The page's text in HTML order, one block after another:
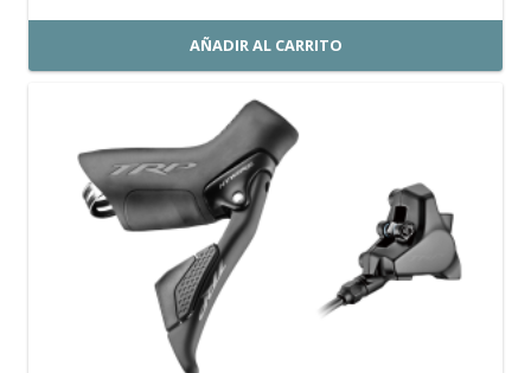
AÑADIR AL CARRITO